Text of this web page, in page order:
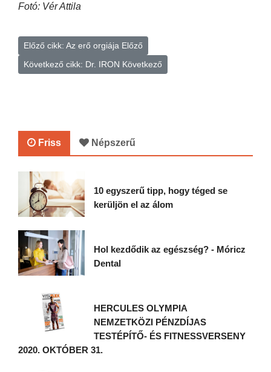
Fotó: Vér Attila
Előző cikk: Az erő orgiája Előző
Következő cikk: Dr. IRON Következő
Friss Népszerű
10 egyszerű tipp, hogy téged se
kerüljön el az álom
Hol kezdődik az egészség? - Móricz
Dental
HERCULES OLYMPIA
NEMZETKÖZI PÉNZDÍJAS
TESTÉPÍTŐ- ÉS FITNESSVERSENY
2020. OKTÓBER 31.